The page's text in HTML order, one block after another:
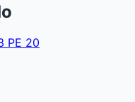
PE 20